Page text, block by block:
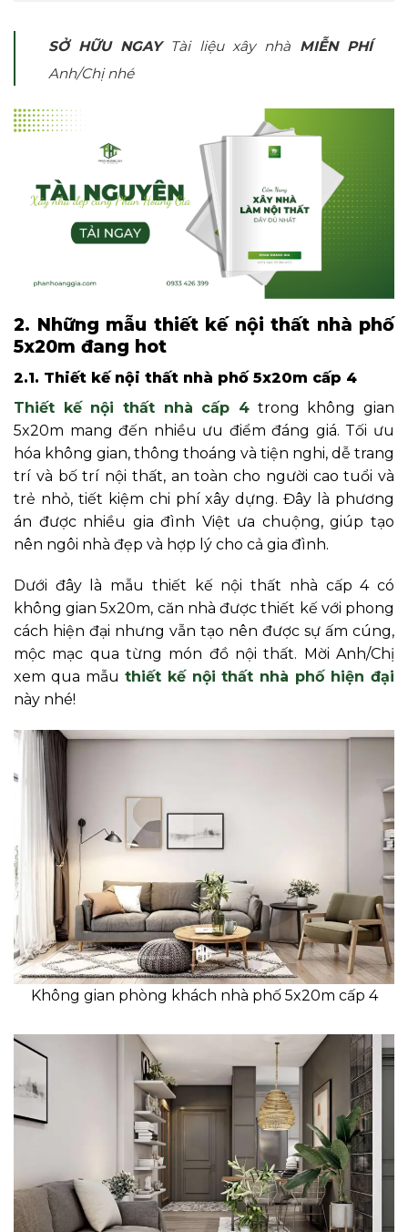
SỞ HỮU NGAYTài liệu xây nhà MIỄN PHÍ
Anh/Chị nhé
2. Những mẫu thiết kế nội thất nhà phố
5x20m đang hot
2.1. Thiết kế nội thất nhà phố 5x20m cấp 4
Thiết kế nội thất nhà cấp 4 trong không gian
5x20m mang đến nhiều ưu điểm đáng giá. Tối ưu
hóa không gian, thông thoáng và tiện nghi, dễ trang
trí và bố trí nội thất, an toàn cho người cao tuổi và
trẻ nhỏ, tiết kiệm chi phí xây dựng. Đây là phương
án được nhiều gia đình Việt ưa chuộng, giúp tạo
nên ngôi nhà đẹp và hợp lý cho cả gia đình.
Dưới đây là mẫu thiết kế nội thất nhà cấp 4 có
không gian 5x20m, căn nhà được thiết kế với phong
cách hiện đại nhưng vẫn tạo nên được sự ấm cúng,
mộc mạc qua từng món đồ nội thất. Mời Anh/Chị
xem qua mẫu thiết kế nội thất nhà phố hiện đại
này nhé!
Không gian phòng khách nhà phố 5x20m cấp 4